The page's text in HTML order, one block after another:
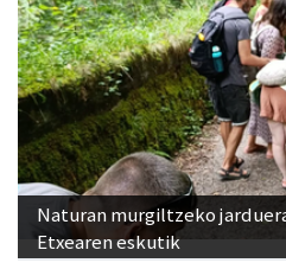
Naturan murgiltzeko
Etxearen eskutik